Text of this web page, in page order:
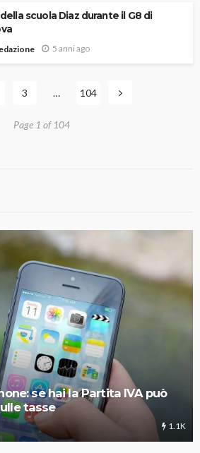
scuola Diaz durante il G8 di
5 anni ago
3 … 104
Page 1 of 104
se hai la Partita IVA può
tasse
1.1K